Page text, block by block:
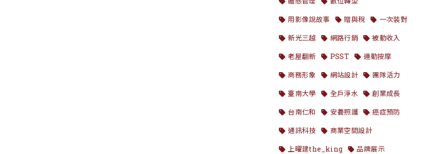
用影像說故事
贈與稅
一次裝對
新光三越
網路行銷
被動收入
老屋翻新
PSST
運動按摩
商務形象
網站設計
團隊活力
臺南大學
全戶淨水
創業成長
台南仁和
安養照護
癌症預防
通訊科技
商業空間設計
上曜建the_king
品牌展示